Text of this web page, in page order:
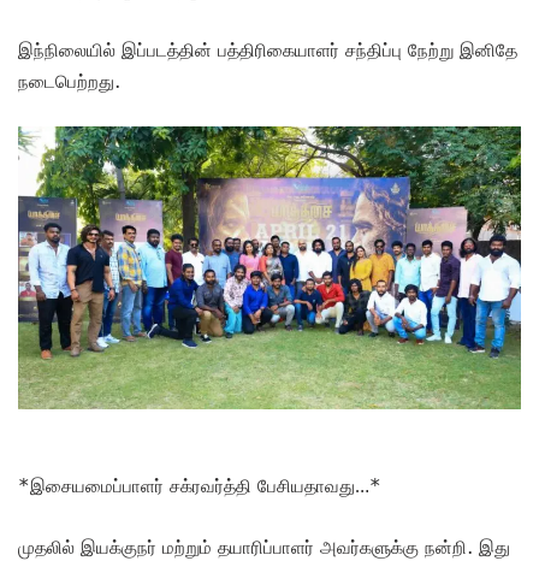
இந்நிலையில் இப்படத்தின் பத்திரிகையாளர் சந்திப்பு நேற்று இனிதே
நடைபெற்றது.
*இசையமைப்பாளர் சக்ரவர்த்தி பேசியதாவது…*
முதலில் இயக்குநர் மற்றும் தயாரிப்பாளர் அவர்களுக்கு நன்றி. இது